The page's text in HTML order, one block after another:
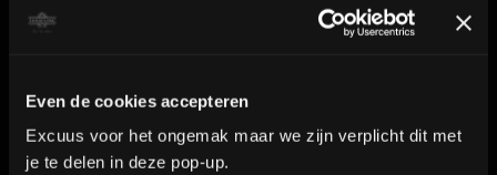
Even de cookies accepteren
Excuus voor het ongemak maar we zijn verplicht dit met
je te delen in deze pop-up.
tatoeage regelmatig en zorgvuldig
schoon te maken. Was je handen
grondig voordat je de tatoeage